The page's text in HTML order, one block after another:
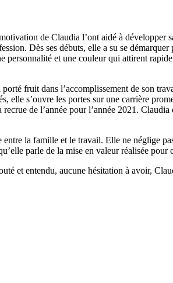
de Claudia l’ont aidé à
Dès ses débuts, elle a su se
et une couleur qui attirent
fruit dans l’accomplissement de son
elle s’ouvre les portes sur une carrière
de l’année pour l’année 2021.
la famille et le travail. Elle ne néglige
parle de la mise en valeur réalisée pour
et entendu, aucune hésitation à avoir,